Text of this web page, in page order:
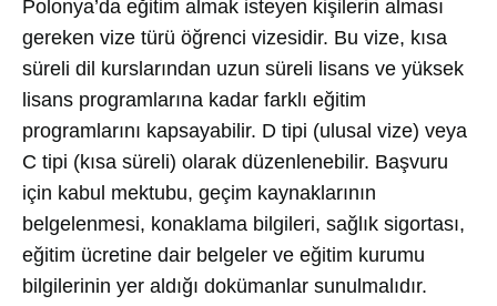
Polonya’da eğitim almak isteyen kişilerin alması
gereken vize türü öğrenci vizesidir. Bu vize, kısa
süreli dil kurslarından uzun süreli lisans ve yüksek
lisans programlarına kadar farklı eğitim
programlarını kapsayabilir. D tipi (ulusal vize) veya
C tipi (kısa süreli) olarak düzenlenebilir. Başvuru
için kabul mektubu, geçim kaynaklarının
belgelenmesi, konaklama bilgileri, sağlık sigortası,
eğitim ücretine dair belgeler ve eğitim kurumu
bilgilerinin yer aldığı dokümanlar sunulmalıdır.